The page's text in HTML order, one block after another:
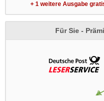
+ 1 weitere Ausgabe
Für Sie -